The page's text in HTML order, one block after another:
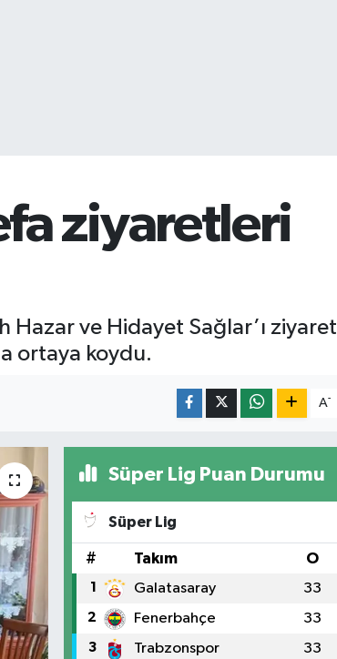
ziyaretleri
Hazar ve Hidayet Sağlar’ı ziyaret
ortaya koydu.
A-
Süper Lig Puan Durumu
Süper Lig
# Takım O
1 Galatasaray 33
2 Fenerbahçe 33
3 Trabzonspor 33